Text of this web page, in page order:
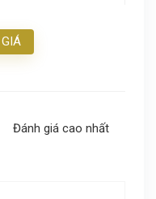
Đánh giá cao nhất